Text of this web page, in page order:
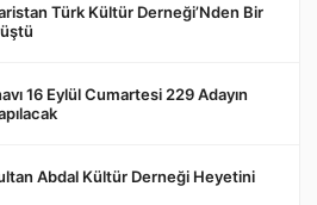
Türk Kültür Derneği’Nden Bir
16 Eylül Cumartesi 229 Adayın
Abdal Kültür Derneği Heyetini